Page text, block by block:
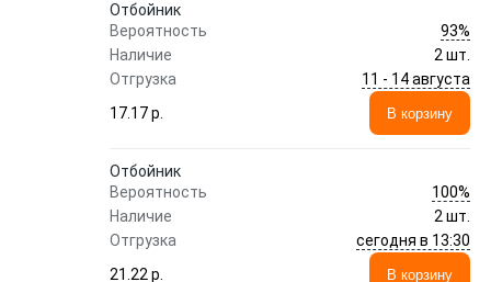
Отбойник
Вероятность
93%
Наличие
2 шт.
Отгрузка
11 - 14 августа
17.17 p.
В корзину
Отбойник
Вероятность
100%
Наличие
2 шт.
Отгрузка
сегодня в 13:30
21.22 p.
В корзину